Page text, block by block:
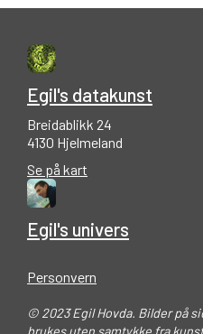
Egil's datakunst
Breidablikk 24
4130 Hjelmeland
Se på kart
Egil's univers
Personvern
© 2023 Egil Hovda. Bilder på
brukes uten samtykke fra